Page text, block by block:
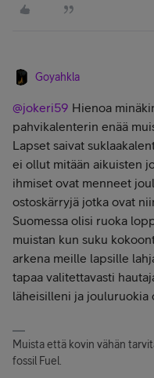
Goyahkla
@jokeri59 Hienoa
pahvikalenterin enää
Lapset saivat
ei ollut mitään aikuisten
ihmiset ovat menneet
ostoskärryjä jotka ovat
Suomessa olisi ruoka
muistan kun suku
arkena meille lapsille
tapaa valitettavasti
läheisilleni ja jouluruokia
Muista että kovin vähän
fossil Fuel.